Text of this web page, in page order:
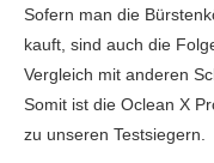
App
Sofern man die
kauft, sind auch die
Vergleich mit anderen
Somit ist die Oclean X
zu unseren Testsiegern.